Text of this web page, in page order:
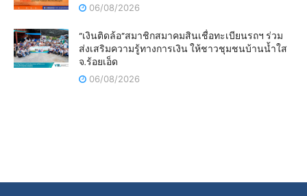
06/08/2026
“เงินติดล้อ”สมาชิกสมาคมสินเชื่อทะเบียนรถฯ ร่วม
ส่งเสริมความรู้ทางการเงิน ให้ชาวชุมชนบ้านน้ำใส
จ.ร้อยเอ็ด
06/08/2026